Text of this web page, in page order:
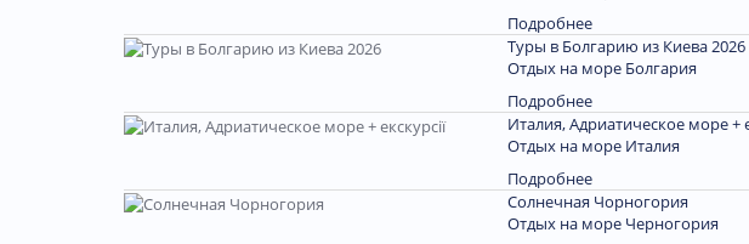
Подробнее
Туры в Болгарию из Киева 2026
Отдых на море Болгария
Подробнее
Италия, Адриатическое море +
Отдых на море Италия
Подробнее
Солнечная Чорногория
Отдых на море Черногория